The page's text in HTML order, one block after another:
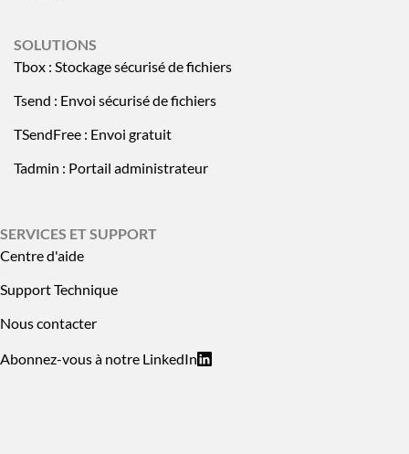
SOLUTIONS
Tbox : Stockage sécurisé de fichiers
Tsend : Envoi sécurisé de fichiers
TSendFree : Envoi gratuit
Tadmin : Portail administrateur
SERVICES ET SUPPORT
Centre d'aide
Support Technique
Nous contacter
Abonnez-vous à notre LinkedIn